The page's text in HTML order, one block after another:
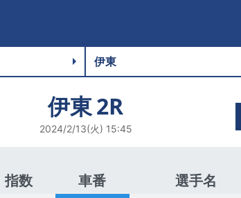
伊東2R
2024/2/13(火) 15:45
指数 車番
選手名